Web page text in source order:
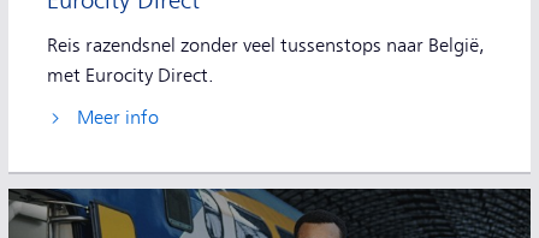
Reis razendsnel zonder veel tussenstops naar België,
met Eurocity Direct.
Meer info